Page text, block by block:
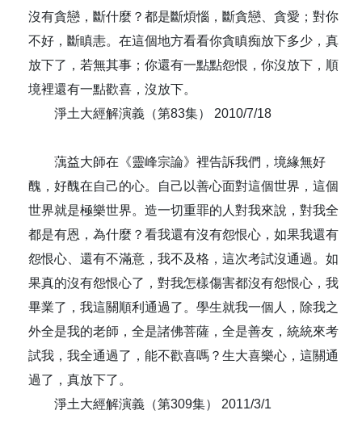
沒有貪戀，斷什麼？都是斷煩惱，斷貪戀、貪愛；對你
不好，斷瞋恚。在這個地方看看你貪瞋痴放下多少，真
放下了，若無其事；你還有一點點怨恨，你沒放下，順
境裡還有一點歡喜，沒放下。
淨土大經解演義（第83集） 2010/7/18
蕅益大師在《靈峰宗論》裡告訴我們，境緣無好
醜，好醜在自己的心。自己以善心面對這個世界，這個
世界就是極樂世界。造一切重罪的人對我來說，對我全
都是有恩，為什麼？看我還有沒有怨恨心，如果我還有
怨恨心、還有不滿意，我不及格，這次考試沒通過。如
果真的沒有怨恨心了，對我怎樣傷害都沒有怨恨心，我
畢業了，我這關順利通過了。學生就我一個人，除我之
外全是我的老師，全是諸佛菩薩，全是善友，統統來考
試我，我全通過了，能不歡喜嗎？生大喜樂心，這關通
過了，真放下了。
淨土大經解演義（第309集） 2011/3/1